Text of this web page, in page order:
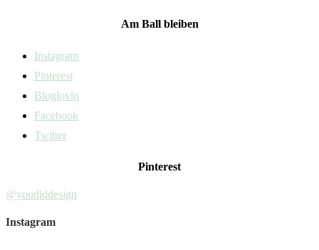
Am Ball bleiben
Instagram
Pinterest
Bloglovin
Facebook
Twitter
Pinterest
@youdiddesign
Instagram